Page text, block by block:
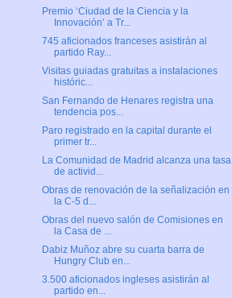
Premio ‘Ciudad de la Ciencia y la
Innovación’ a Tr...
745 aficionados franceses asistirán al
partido Ray...
Visitas guiadas gratuitas a instalaciones
históric...
San Fernando de Henares registra una
tendencia pos...
Paro registrado en la capital durante el
primer tr...
La Comunidad de Madrid alcanza una tasa
de activid...
Obras de renovación de la señalización en
la C-5 d...
Obras del nuevo salón de Comisiones en
la Casa de ...
Dabiz Muñoz abre su cuarta barra de
Hungry Club en...
3.500 aficionados ingleses asistirán al
partido en...